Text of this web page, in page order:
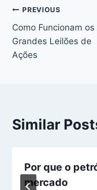
Post
navigation
PREVIOUS
Como Funcionam os
Grandes Leilões de
Ações
Similar
Por que o
mercado